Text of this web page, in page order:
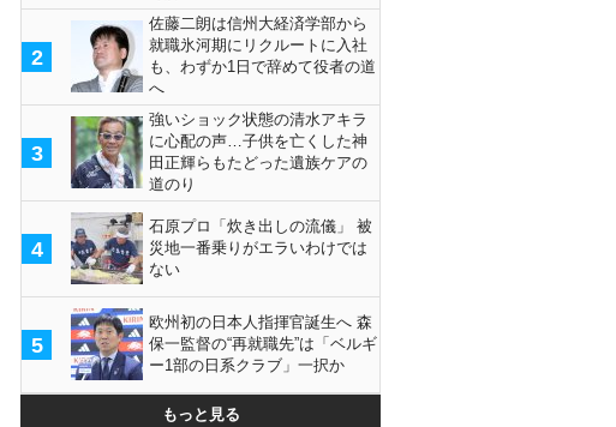
2
佐藤二朗は信州大経済学部から
就職氷河期にリクルートに入社
も、わずか1日で辞めて役者の道
へ
3
強いショック状態の清水アキラ
に心配の声…子供を亡くした神
田正輝らもたどった遺族ケアの
道のり
4
石原プロ「炊き出しの流儀」 被
災地一番乗りがエラいわけでは
ない
5
欧州初の日本人指揮官誕生へ 森
保一監督の“再就職先”は「ベルギ
ー1部の日系クラブ」一択か
もっと見る